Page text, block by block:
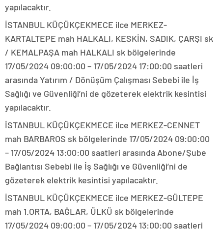
yapılacaktır.
İSTANBUL KÜÇÜKÇEKMECE ilce MERKEZ-
KARTALTEPE mah HALKALI, KESKİN, SADIK, ÇARŞI sk
/ KEMALPAŞA mah HALKALI sk bölgelerinde
17/05/2024 09:00:00 – 17/05/2024 17:00:00 saatleri
arasında Yatırım / Dönüşüm Çalışması Sebebi ile İş
Sağlığı ve Güvenliği’ni de gözeterek elektrik kesintisi
yapılacaktır.
İSTANBUL KÜÇÜKÇEKMECE ilce MERKEZ-CENNET
mah BARBAROS sk bölgelerinde 17/05/2024 09:00:00
– 17/05/2024 13:00:00 saatleri arasında Abone/Şube
Bağlantısı Sebebi ile İş Sağlığı ve Güvenliği’ni de
gözeterek elektrik kesintisi yapılacaktır.
İSTANBUL KÜÇÜKÇEKMECE ilce MERKEZ-GÜLTEPE
mah 1.ORTA, BAĞLAR, ÜLKÜ sk bölgelerinde
17/05/2024 09:00:00 – 17/05/2024 13:00:00 saatleri